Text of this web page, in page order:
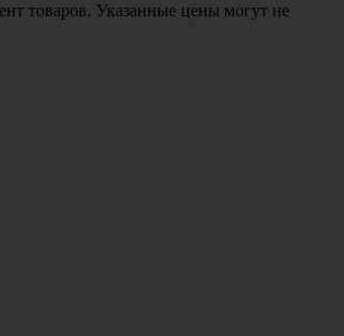
товаров. Указанные цены могут не